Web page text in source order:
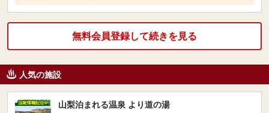
無料会員登録して続きを見る
人気の施設
山梨泊まれる温泉 より道の湯